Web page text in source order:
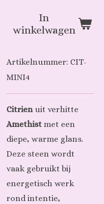
In
winkelwagen
Artikelnummer: CIT-
MINI4
Citrien uit verhitte
Amethist met een
diepe, warme glans.
Deze steen wordt
vaak gebruikt bij
energetisch werk
rond intentie,